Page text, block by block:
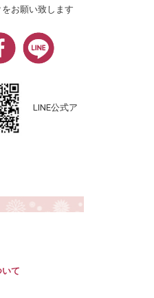
お願い致します
LINE公式ア
て